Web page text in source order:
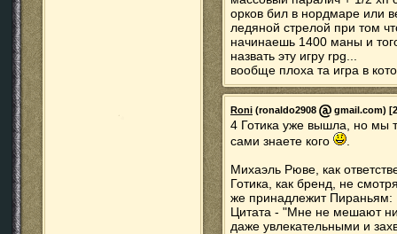
орков бил в нордмаре или
ледяной стрелой при том
начинаешь 1400 маны и
назвать эту игру rpg...
вообще плоха та игра в
Roni (ronaldo2908 gmail.com)
4 Готика уже вышла, но мы
сами знаете кого
Михаэль Рюве, как
Готика, как бренд, не
же принадлежит Пираньям:
Цитата - "Мне не мешают
даже увлекательными и